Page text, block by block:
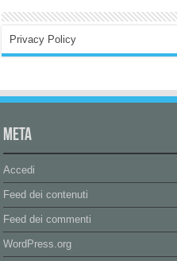
Privacy Policy
Meta
Accedi
Feed dei contenuti
Feed dei commenti
WordPress.org